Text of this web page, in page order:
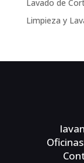
Lavado de
Limpieza y